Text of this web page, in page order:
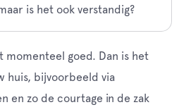
is het ook verstandig?
momenteel goed. Dan is het
huis, bijvoorbeeld via
en zo de courtage in de zak